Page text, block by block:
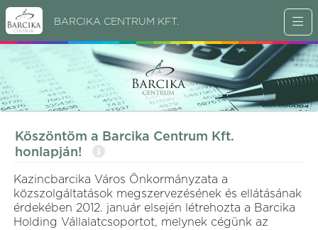
BARCIKA CENTRUM KFT.
Köszöntöm a Barcika Centrum Kft.
honlapján!
Kazincbarcika Város Önkormányzata a
közszolgáltatások megszervezésének és ellátásának
érdekében 2012. január elsején létrehozta a Barcika
Holding Vállalatcsoportot, melynek cégünk az